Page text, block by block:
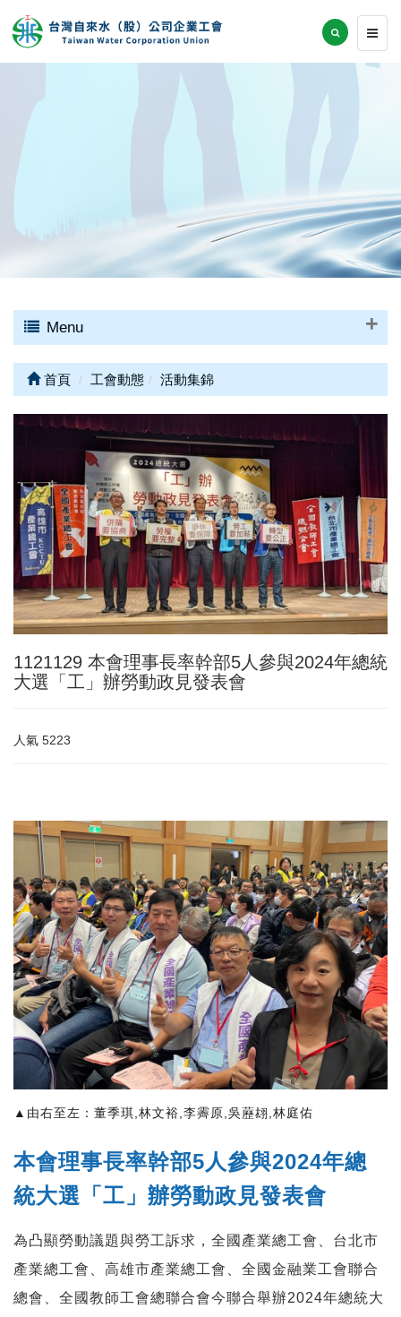
Menu
首頁 工會動態 活動集錦
1121129 本會理事長率幹部5人參與2024年總統
大選「工」辦勞動政見發表會
人氣 5223
▲由右至左：董季琪,林文裕,李霽原,吳藶翃,林庭佑
本會理事長率幹部5人參與2024年總
統大選「工」辦勞動政見發表會
為凸顯勞動議題與勞工訴求，全國產業總工會、台北市
產業總工會、高雄市產業總工會、全國金融業工會聯合
總會、全國教師工會總聯合會今聯合舉辦2024年總統大